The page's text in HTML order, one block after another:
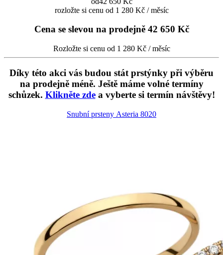
rozložte si cenu od 1 280 Kč / měsíc
Cena se slevou na prodejně 42 650 Kč
Rozložte si cenu od 1 280 Kč / měsíc
Díky této akci vás budou stát prstýnky při výběru
na prodejně méně. Ještě máme volné termíny
schůzek. Klikněte zdea vyberte si termín návštěvy!
Snubní prsteny Asteria 8020